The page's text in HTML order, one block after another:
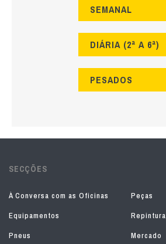
SEMANAL
DIÁRIA (2ª A 6ª)
PESADOS
SECÇÕES
À Conversa com as Oficinas
Peças
Equipamentos
Repintura
Pneus
Mercado